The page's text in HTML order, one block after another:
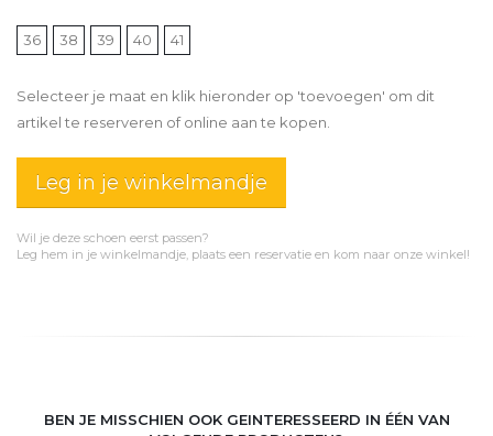
36 38 39 40 41
Selecteer je maat en klik hieronder op 'toevoegen' om dit
artikel te reserveren of online aan te kopen.
Leg in je winkelmandje
Wil je deze schoen eerst passen?
Leg hem in je winkelmandje, plaats een reservatie en kom naar onze winkel!
BEN JE MISSCHIEN OOK GEINTERESSEERD IN ÉÉN VAN